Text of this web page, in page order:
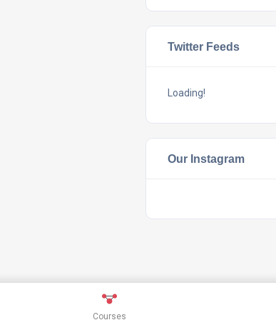
Twitter Feeds
Loading!
Our Instagram
Courses